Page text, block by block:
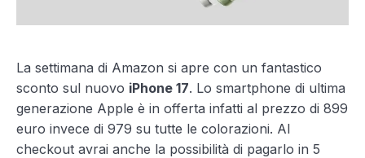
La settimana di Amazon si apre con un fantastico
sconto sul nuovo iPhone 17. Lo smartphone di ultima
generazione Apple è in offerta infatti al prezzo di 899
euro invece di 979 su tutte le colorazioni. Al
checkout avrai anche la possibilità di pagarlo in 5